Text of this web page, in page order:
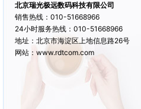
北京瑞光极远数码科技有限公司
销售热线：010-51668966
24小时服务热线：010-51668966
地址：北京市海淀区上地信息路26号
网站：www.rdtcom.com